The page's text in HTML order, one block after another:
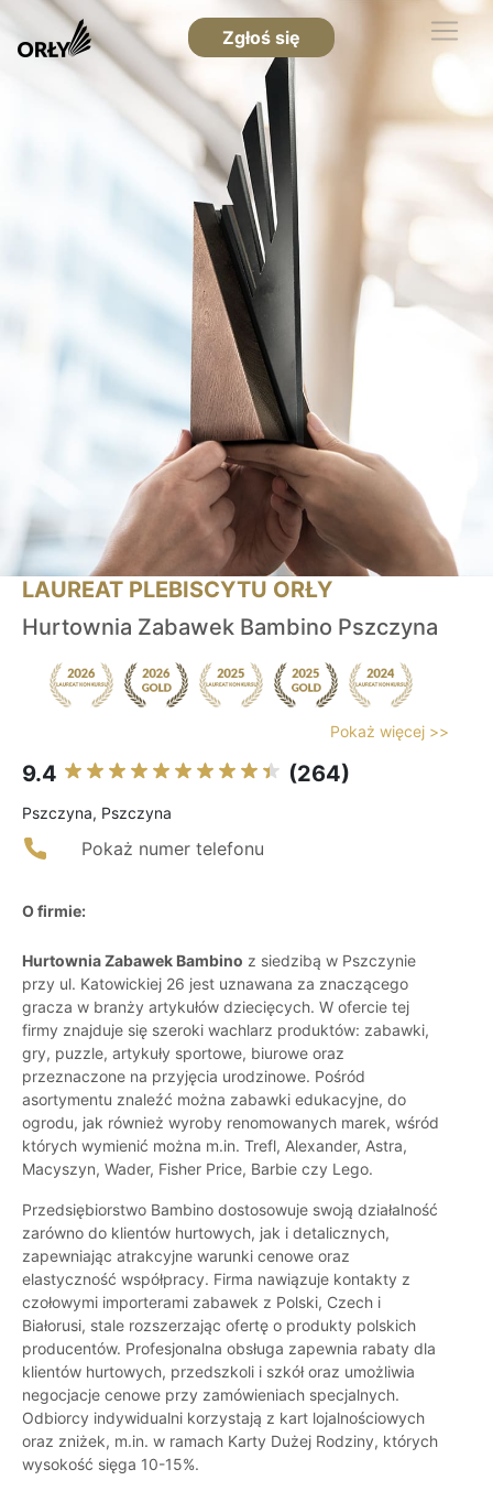
Zgłoś się
LAUREAT PLEBISCYTU ORŁY
Hurtownia Zabawek Bambino Pszczyna
Pokaż więcej >>
9.4 (264)
Pszczyna, Pszczyna
Pokaż numer telefonu
O firmie:
Hurtownia Zabawek Bambino z siedzibą w Pszczynie
przy ul. Katowickiej 26 jest uznawana za znaczącego
gracza w branży artykułów dziecięcych. W ofercie tej
firmy znajduje się szeroki wachlarz produktów: zabawki,
gry, puzzle, artykuły sportowe, biurowe oraz
przeznaczone na przyjęcia urodzinowe. Pośród
asortymentu znaleźć można zabawki edukacyjne, do
ogrodu, jak również wyroby renomowanych marek, wśród
których wymienić można m.in. Trefl, Alexander, Astra,
Macyszyn, Wader, Fisher Price, Barbie czy Lego.
Przedsiębiorstwo Bambino dostosowuje swoją działalność
zarówno do klientów hurtowych, jak i detalicznych,
zapewniając atrakcyjne warunki cenowe oraz
elastyczność współpracy. Firma nawiązuje kontakty z
czołowymi importerami zabawek z Polski, Czech i
Białorusi, stale rozszerzając ofertę o produkty polskich
producentów. Profesjonalna obsługa zapewnia rabaty dla
klientów hurtowych, przedszkoli i szkół oraz umożliwia
negocjacje cenowe przy zamówieniach specjalnych.
Odbiorcy indywidualni korzystają z kart lojalnościowych
oraz zniżek, m.in. w ramach Karty Dużej Rodziny, których
wysokość sięga 10-15%.